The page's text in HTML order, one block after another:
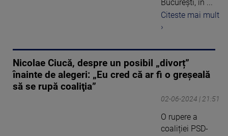
București, în ...
Citeste mai mult
›
Nicolae Ciucă, despre un posibil „divorț”
înainte de alegeri: „Eu cred că ar fi o greşeală
să se rupă coaliţia”
02-06-2024 | 21:51
O rupere a
coaliției PSD-